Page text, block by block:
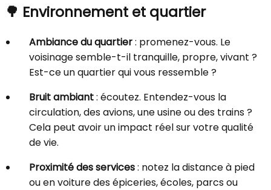
🌳 Environnement et quartier
Ambiance du quartier: promenez-vous. Le
voisinage semble-t-il tranquille, propre, vivant ?
Est-ce un quartier qui vous ressemble ?
Bruit ambiant: écoutez. Entendez-vous la
circulation, des avions, une usine ou des trains ?
Cela peut avoir un impact réel sur votre qualité
de vie.
Proximité des services: notez la distance à pied
ou en voiture des épiceries, écoles, parcs ou